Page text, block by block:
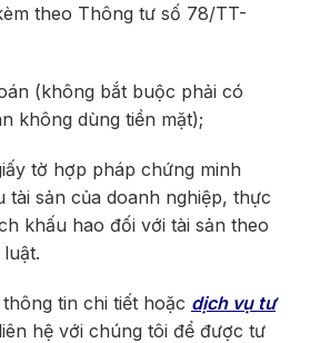
theo Thông tư số 78/TT-
(không bắt buộc phải có
không dùng tiền mặt);
tờ hợp pháp chứng minh
tài sản của doanh nghiệp, thực
khấu hao đối với tài sản theo
tin chi tiết hoặc dịch vụ tư
hệ với chúng tôi để được tư